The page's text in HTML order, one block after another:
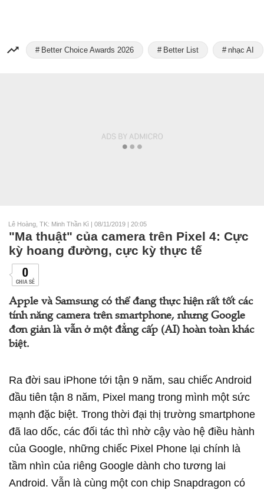
Better Choice Awards 2026 Better List nhạc AI
Lê Hoàng, TK: Minh Thần Kì | 08/11/2019 | 20:05
"Ma thuật" của camera trên Pixel 4: Cực
kỳ hoang đường, cực kỳ thực tế
0
CHIA SẺ
Apple và Samsung có thể đang thực hiện rất tốt các
tính năng camera trên smartphone, nhưng Google
đơn giản là vẫn ở một đẳng cấp (AI) hoàn toàn khác
biệt.
Ra đời sau iPhone tới tận 9 năm, sau chiếc Android
đầu tiên tận 8 năm, Pixel mang trong mình một sức
mạnh đặc biệt. Trong thời đại thị trường smartphone
đã lao dốc, các đối tác thì nhờ cậy vào hệ điều hành
của Google, những chiếc Pixel Phone lại chính là
tầm nhìn của riêng Google dành cho tương lai
Android. Vẫn là cùng một con chip Snapdragon có